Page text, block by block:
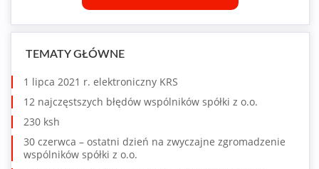
TEMATY GŁÓWNE
1 lipca 2021 r. elektroniczny KRS
12 najczęstszych błędów wspólników spółki z o.o.
230 ksh
30 czerwca – ostatni dzień na zwyczajne zgromadzenie
wspólników spółki z o.o.